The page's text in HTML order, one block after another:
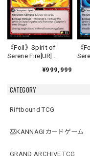
CATEGORY
Riftbound TCG
巫KANNAGIカードゲーム
GRAND ARCHIVE TCG
《Foil》Spirit of
Serene Fire[UR]
¥999,999
《